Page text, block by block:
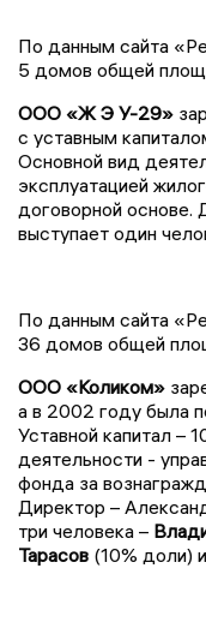
По данным сайта
5 домов общей
ООО «Ж Э У-29»
с уставным
Основной вид
эксплуатацией
договорной
выступает один
По данным сайта
36 домов общей
ООО «Коликом»
а в 2002 году была
Уставной капитал –
деятельности -
фонда за
Директор –
три человека –
Тарасов (10% доли)